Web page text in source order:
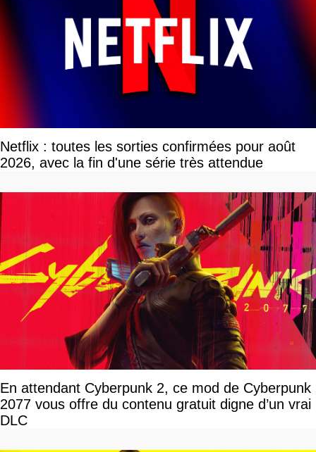
Netflix : toutes les sorties confirmées pour août
2026, avec la fin d'une série très attendue
En attendant Cyberpunk 2, ce mod de Cyberpunk
2077 vous offre du contenu gratuit digne d’un vrai
DLC